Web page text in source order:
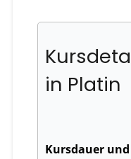
in Platin
Kursdauer